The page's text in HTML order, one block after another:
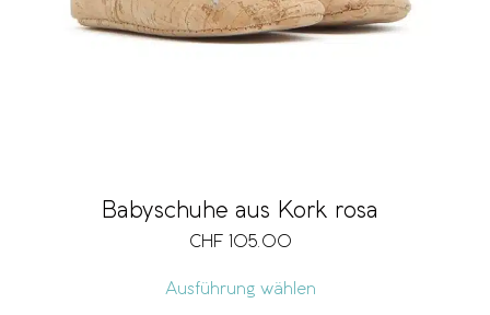
Babyschuhe aus Kork rosa
CHF 105.00
Ausführung wählen